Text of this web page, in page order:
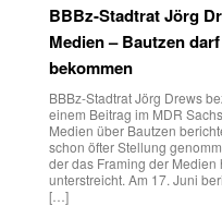
BBBz-Stadtrat Jörg
Medien – Bautzen
bekommen
BBBz-Stadtrat Jörg Drews
einem Beitrag im MDR
Medien über Bautzen
schon öfter Stellung
der das Framing der
unterstreicht. Am 17. Juni
[…]